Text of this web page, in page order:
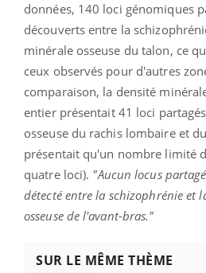
données, 140 loci génomiques
découverts entre la
minérale osseuse du talon, ce
ceux observés pour d'autres
comparaison, la densité
entier présentait 41 loci
osseuse du rachis lombaire et
présentait qu'un nombre limité
quatre loci). "Aucun locus
détecté entre la schizophrénie et
osseuse de l'avant-bras."
SUR LE MÊME THÈME